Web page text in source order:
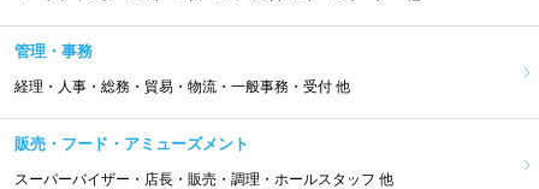
管理・事務
経理・人事・総務・貿易・物流・一般事務・受付 他
販売・フード・アミューズメント
スーパーバイザー・店長・販売・調理・ホールスタッフ 他